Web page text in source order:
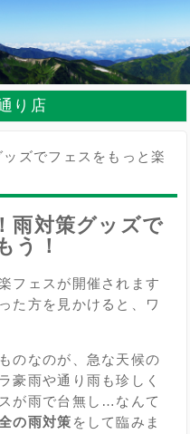
り店
ズでフェスをもっと楽
雨対策グッズで
う！
フェスが開催されます
た方を見かけると、ワ
のなのが、急な天候の
豪雨や通り雨も珍しく
が雨で台無し…なんて
の雨対策 をして臨みま